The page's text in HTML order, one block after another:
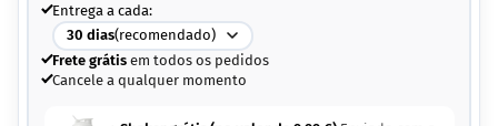
Entrega a cada:
30 dias(recomendado)
Frete grátisem todos os pedidos
Cancele a qualquer momento